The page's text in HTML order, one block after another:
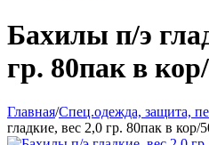
Бахилы п/э
гр. 80пак в
Главная/Спец.одежда, защита,
гладкие, вес 2,0 гр. 80пак в кор/